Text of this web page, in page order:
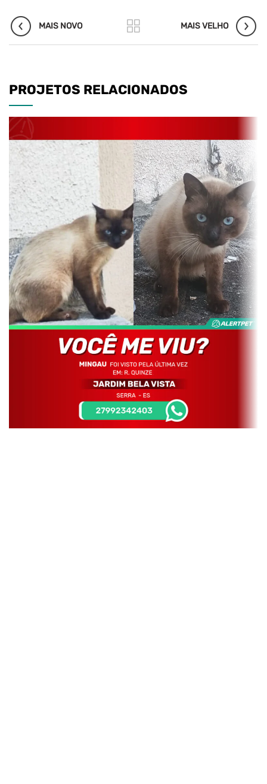
MAIS NOVO MAIS VELHO
PROJETOS RELACIONADOS
DESAPARECIDOS
MINGAU